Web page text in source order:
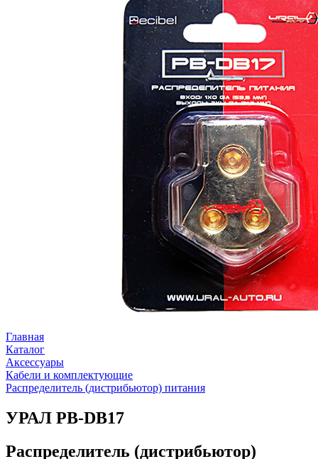
Главная
Каталог
Аксессуары
Кабели и комплектующие
Распределитель (дистрибьютор) питания
УРАЛ PB-DB17
Распределитель (дистрибьютор)